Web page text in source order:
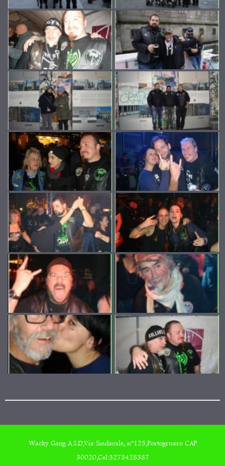
Wacky Gang A.S.D,Via Sindacale, n°125,Portogruaro CAP
30020,Cel:3273428387